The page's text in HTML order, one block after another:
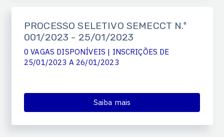
PROCESSO SELETIVO SEMECCT N.º
001/2023 - 25/01/2023
0 VAGAS DISPONÍVEIS | INSCRIÇÕES DE
25/01/2023 A 26/01/2023
Saiba mais